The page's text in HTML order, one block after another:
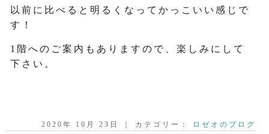
以前に比べると明るくなってかっこいい感じで
す！
1階へのご案内もありますので、楽しみにして
下さい。
2020年 10月 23日 ｜ カテゴリー： ロゼオのブログ